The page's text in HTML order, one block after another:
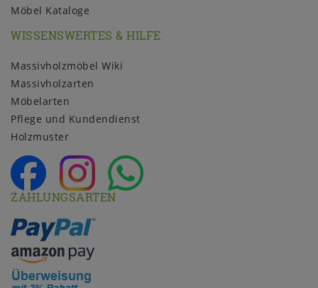
Möbel Kataloge
WISSENSWERTES & HILFE
Massivholzmöbel Wiki
Massivholzarten
Möbelarten
Pflege und Kundendienst
Holzmuster
ZAHLUNGSARTEN